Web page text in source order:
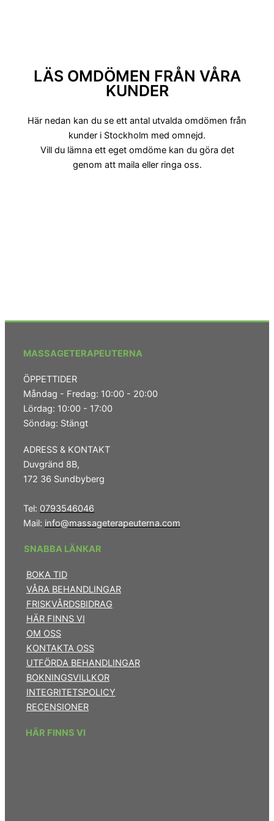
LÄS OMDÖMEN FRÅN VÅRA
KUNDER
Här nedan kan du se ett antal utvalda omdömen från
kunder i Stockholm med omnejd.
Vill du lämna ett eget omdöme kan du göra det
genom att maila eller ringa oss.
friskvård på företaget. Tack för väldigt bra utförd
- Roger, Bagarmossen
MASSAGETERAPEUTERNA
ÖPPETTIDER
Måndag - Fredag: 10:00 - 20:00
Lördag: 10:00 - 17:00
Söndag: Stängt
ADRESS & KONTAKT
Duvgränd 8B,
172 36 Sundbyberg
Tel: 0793546046
Mail: info@massageterapeuterna.com
SNABBA LÄNKAR
BOKA TID
VÅRA BEHANDLINGAR
FRISKVÅRDSBIDRAG
HÄR FINNS VI
OM OSS
KONTAKTA OSS
UTFÖRDA BEHANDLINGAR
BOKNINGSVILLKOR
INTEGRITETSPOLICY
RECENSIONER
HÄR FINNS VI